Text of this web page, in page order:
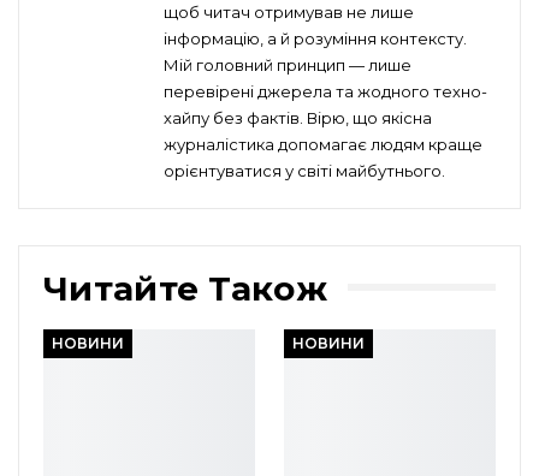
щоб читач отримував не лише
інформацію, а й розуміння контексту.
Мій головний принцип — лише
перевірені джерела та жодного техно-
хайпу без фактів. Вірю, що якісна
журналістика допомагає людям краще
орієнтуватися у світі майбутнього.
Читайте Також
НОВИНИ НОВИНИ